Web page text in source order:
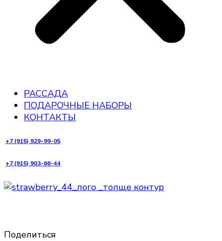
РАССАДА
ПОДАРОЧНЫЕ НАБОРЫ
КОНТАКТЫ
+7 (915) 929-99-05
+7 (915) 903-66-44
Поделиться